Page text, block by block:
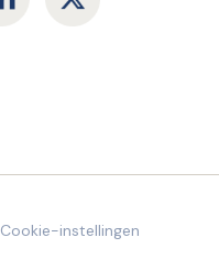
Cookie-instellingen